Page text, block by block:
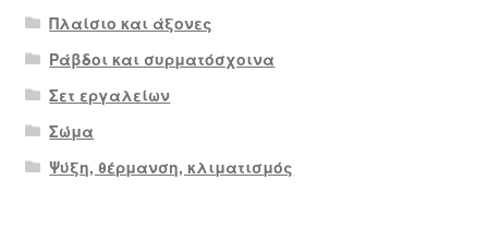
Πλαίσιο και άξονες
Ράβδοι και συρματόσχοινα
Σετ εργαλείων
Σώμα
Ψύξη, θέρμανση, κλιματισμός